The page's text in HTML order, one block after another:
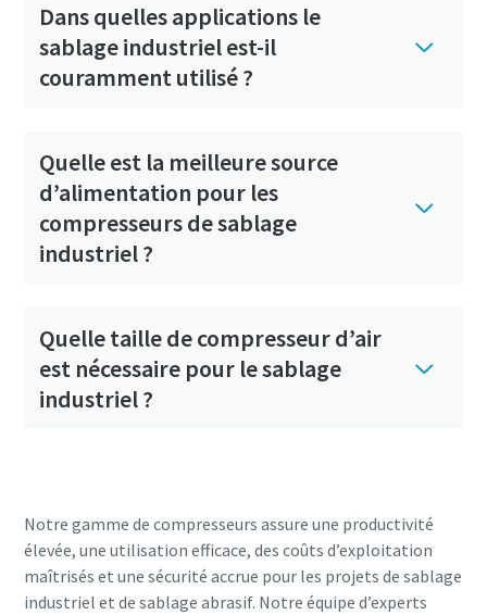
Dans quelles applications le
sablage industriel est-il
couramment utilisé ?
Quelle est la meilleure source
d’alimentation pour les
compresseurs de sablage
industriel ?
Quelle taille de compresseur d’air
est nécessaire pour le sablage
industriel ?
Notre gamme de compresseurs assure une productivité
élevée, une utilisation efficace, des coûts d’exploitation
maîtrisés et une sécurité accrue pour les projets de sablage
industriel et de sablage abrasif. Notre équipe d’experts